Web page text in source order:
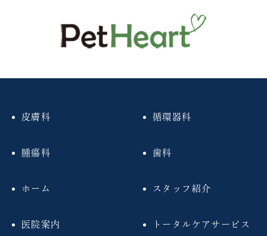
皮膚科 循環器科
腫瘍科 歯科
ホーム スタッフ紹介
医院案内 トータルケアサービス